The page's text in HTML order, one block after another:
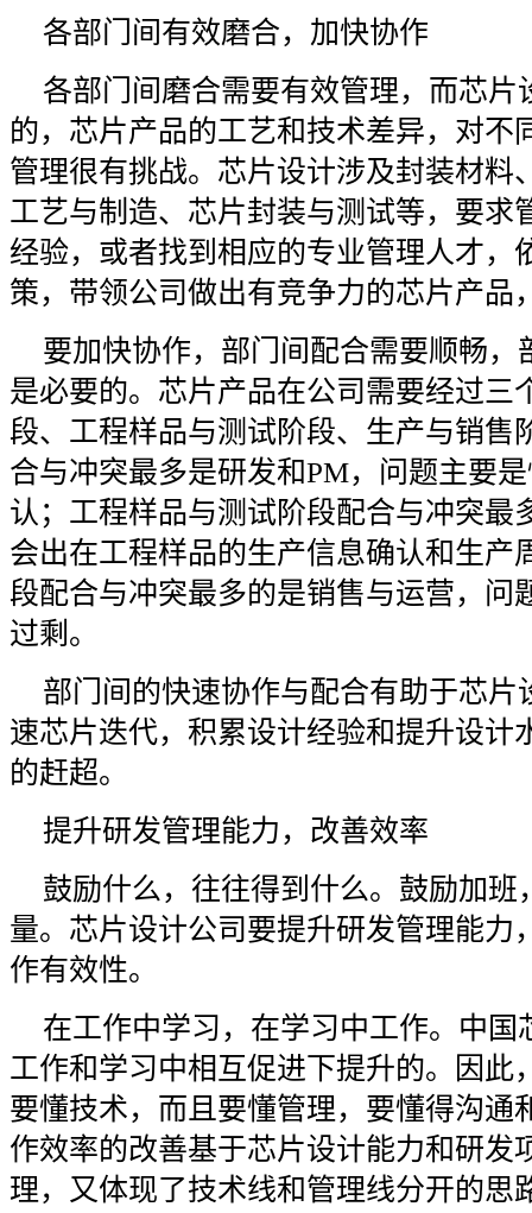
各部门间有效磨合，加快协作
各部门间磨合需要有效管理，而芯片
的，芯片产品的工艺和技术差异，对不
管理很有挑战。芯片设计涉及封装材料
工艺与制造、芯片封装与测试等，要求
经验，或者找到相应的专业管理人才，
策，带领公司做出有竞争力的芯片产品
要加快协作，部门间配合需要顺畅，
是必要的。芯片产品在公司需要经过三
段、工程样品与测试阶段、生产与销售
合与冲突最多是研发和PM，问题主要
认；工程样品与测试阶段配合与冲突最
会出在工程样品的生产信息确认和生产
段配合与冲突最多的是销售与运营，问
过剩。
部门间的快速协作与配合有助于芯片
速芯片迭代，积累设计经验和提升设计
的赶超。
提升研发管理能力，改善效率
鼓励什么，往往得到什么。鼓励加班
量。芯片设计公司要提升研发管理能力
作有效性。
在工作中学习，在学习中工作。中国
工作和学习中相互促进下提升的。因此
要懂技术，而且要懂管理，要懂得沟通
作效率的改善基于芯片设计能力和研发
理，又体现了技术线和管理线分开的思